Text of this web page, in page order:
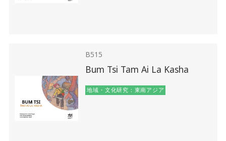
B515
Bum Tsi Tam Ai La Kasha
地域・文化研究：東南アジア